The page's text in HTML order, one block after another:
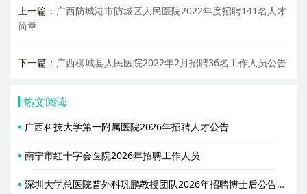
上一篇： 广西防城港市防城区人民医院2022年度招聘141名人才
简章
下一篇： 广西柳城县人民医院2022年2月招聘36名工作人员公告
热文阅读
广西科技大学第一附属医院2026年招聘人才公告
南宁市红十字会医院2026年招聘工作人员
深圳大学总医院普外科巩鹏教授团队2026年招聘博士后公告（长期有效）